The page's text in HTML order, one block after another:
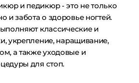
и педикюр - это не только
и забота о здоровье ногтей.
классические и
укрепление, наращивание,
а также уходовые и
для стоп.